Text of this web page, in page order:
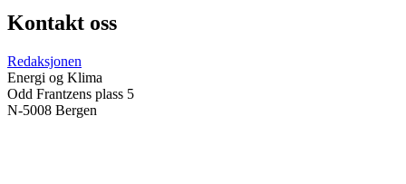
Kontakt oss
Redaksjonen
Energi og Klima
Odd Frantzens plass 5
N-5008 Bergen